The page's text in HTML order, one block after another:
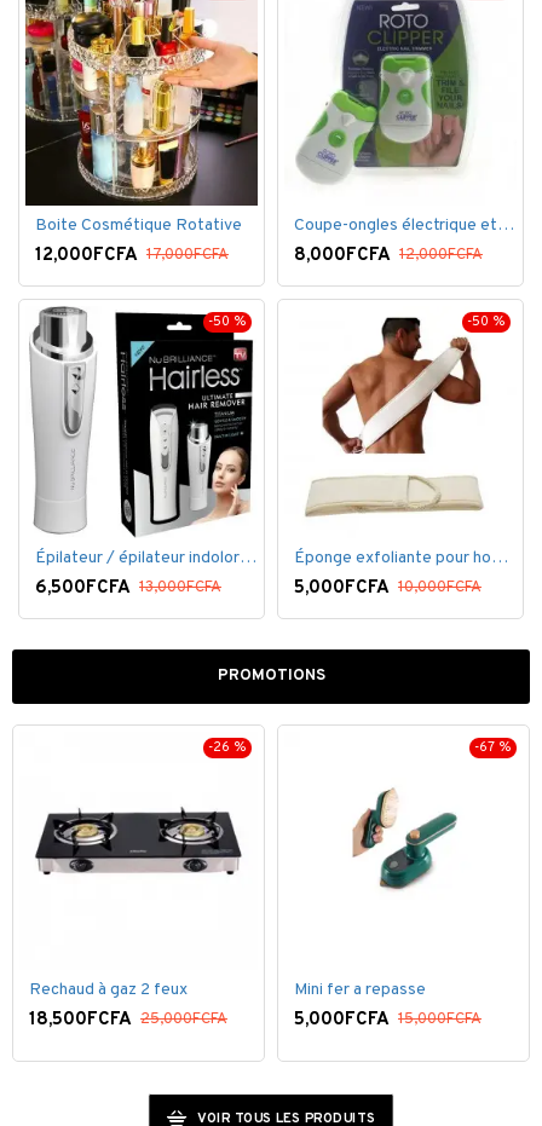
Boite Cosmétique Rotative
12,000FCFA 17,000FCFA
Coupe-ongles électrique et lime électrique
8,000FCFA 12,000FCFA
-50 %
Épilateur / épilateur indolore NuBrilliance Ultimate pour femmes
6,500FCFA 13,000FCFA
-50 %
Éponge exfoliante pour homme
5,000FCFA 10,000FCFA
PROMOTIONS
-26 %
Rechaud à gaz 2 feux
18,500FCFA 25,000FCFA
-67 %
Mini fer a repasse
5,000FCFA 15,000FCFA
VOIR TOUS LES PRODUITS